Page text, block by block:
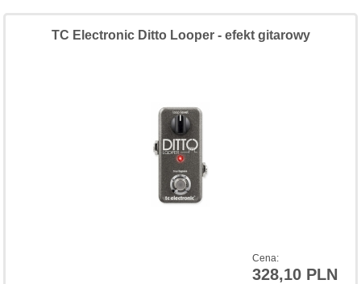
Cena:
328,10 PLN
TC Electronic Ditto Looper - efekt gitarowy